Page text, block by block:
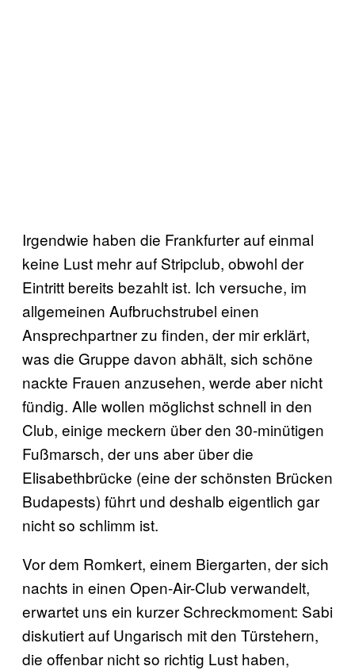
Irgendwie haben die Frankfurter auf einmal
keine Lust mehr auf Stripclub, obwohl der
Eintritt bereits bezahlt ist. Ich versuche, im
allgemeinen Aufbruchstrubel einen
Ansprechpartner zu finden, der mir erklärt,
was die Gruppe davon abhält, sich schöne
nackte Frauen anzusehen, werde aber nicht
fündig. Alle wollen möglichst schnell in den
Club, einige meckern über den 30-minütigen
Fußmarsch, der uns aber über die
Elisabethbrücke (eine der schönsten Brücken
Budapests) führt und deshalb eigentlich gar
nicht so schlimm ist.
Vor dem Romkert, einem Biergarten, der sich
nachts in einen Open-Air-Club verwandelt,
erwartet uns ein kurzer Schreckmoment: Sabi
diskutiert auf Ungarisch mit den Türstehern,
die offenbar nicht so richtig Lust haben,